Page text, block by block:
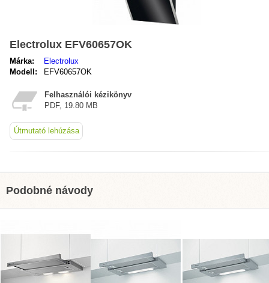
Electrolux EFV60657OK
Márka:
Electrolux
Modell:
EFV60657OK
Felhasználói kézikönyv
PDF, 19.80 MB
Útmutató lehúzása
Podobné návody